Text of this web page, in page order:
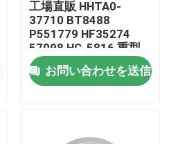
工場直販 HHTA0-
37710 BT8488
P551779 HF35274
57098 HC-5816 重型
機器用 液体オイルフィ
ルターお問い合わせを送信